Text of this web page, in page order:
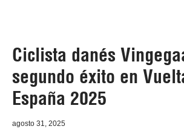
Ciclista danés
segundo éxito en
España 2025
agosto 31, 2025